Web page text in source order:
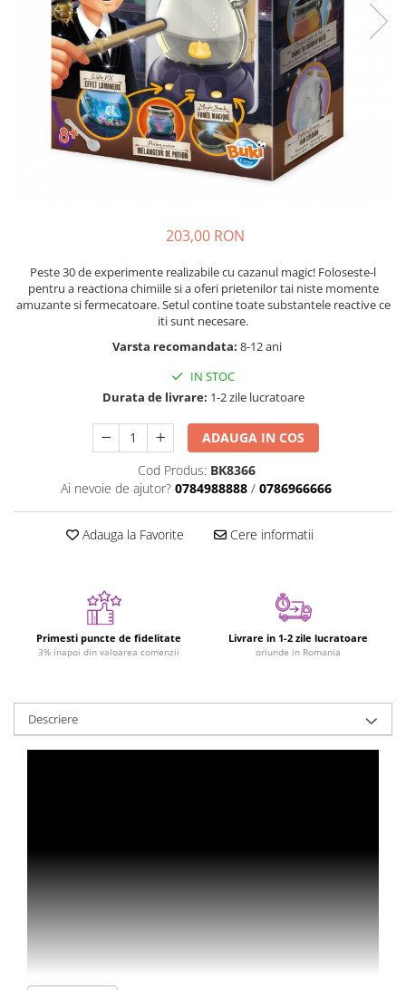
Nisip kinetic
Jucarii interactive
Proiector pentru copii
Instrumente muzicale pentru copii
Caruseluri muzicale
Joc de rol
Storytelling
Bormasina magica
Costum Halloween Copii
Papusi si Bebelusi Reborn
Animale de jucarie
Figurine cu animale domestice
Figurine plus
Nevoi speciale si sindrom Down
Jucarii cu alfabet
Jucarii de motricitate
Jucarii fructe si legume
Puzzle incastru
Puzzle de podea
Cadou copii 8 ani
Cadou copii 9 ani
Cadou copii 10 ani
Cadou copii 11 ani
Cadou copii 12 ani
203,00 RON
Peste 30 de experimente realizabile cu cazanul magic! Foloseste-l
pentru a reactiona chimiile si a oferi prietenilor tai niste momente
amuzante si fermecatoare. Setul contine toate substantele reactive ce
iti sunt necesare.
Varsta recomandata: 8-12 ani
IN STOC
Durata de livrare: 1-2 zile lucratoare
ADAUGA IN COS
Cod Produs: BK8366
Ai nevoie de ajutor? 0784988888 / 0786966666
Adauga la Favorite Cere informatii
Primesti puncte de fidelitate
3% inapoi din valoarea comenzii
Livrare in 1-2 zile lucratoare
oriunde in Romania
Descriere